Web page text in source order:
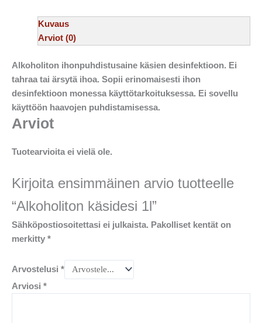
Kuvaus
Arviot (0)
Alkoholiton ihonpuhdistusaine käsien desinfektioon. Ei
tahraa tai ärsytä ihoa. Sopii erinomaisesti ihon
desinfektioon monessa käyttötarkoituksessa. Ei sovellu
käyttöön haavojen puhdistamisessa.
Arviot
Tuotearvioita ei vielä ole.
Kirjoita ensimmäinen arvio tuotteelle
“Alkoholiton käsidesi 1l”
Sähköpostiosoitettasi ei julkaista. Pakolliset kentät on
merkitty *
Arvostelusi *
Arviosi *